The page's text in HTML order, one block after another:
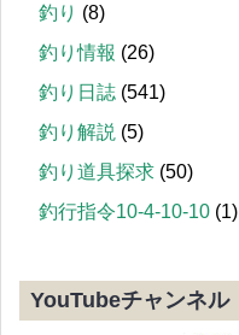
釣り (8)
釣り情報 (26)
釣り日誌 (541)
釣り解説 (5)
釣り道具探求 (50)
釣行指令10-4-10-10 (1)
YouTubeチャンネル